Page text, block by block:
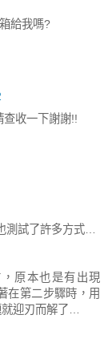
給我嗎?
收一下謝謝!!
測試了許多方式…
原本也是有出現
在第二步驟時，用
迎刃而解了…